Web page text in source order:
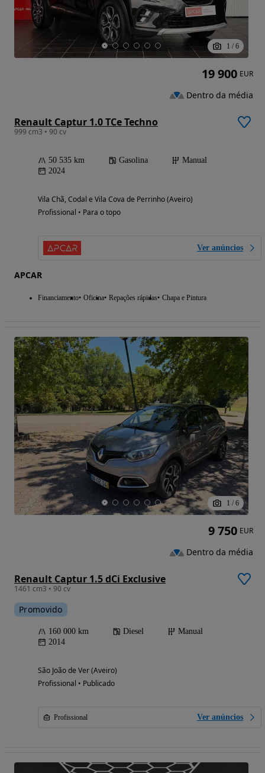
1 / 6
Renault Captur 1.0 TCe Techno
999 cm3 • 90 cv
50 535 km Gasolina
Manual
2024
Vila Chã, Codal e Vila Cova de Perrinho (Aveiro)
Profissional • Para o topo
Ver anúncios
APCAR
Financiamento Oficina Repações rápidas Chapa e Pintura
19 900 EUR
Dentro da média
1 / 6
Renault Captur 1.5 dCi Exclusive
1461 cm3 • 90 cv
Promovido
160 000 km Diesel
Manual
2014
São João de Ver (Aveiro)
Profissional • Publicado
Profissional Ver anúncios
9 750 EUR
Dentro da média